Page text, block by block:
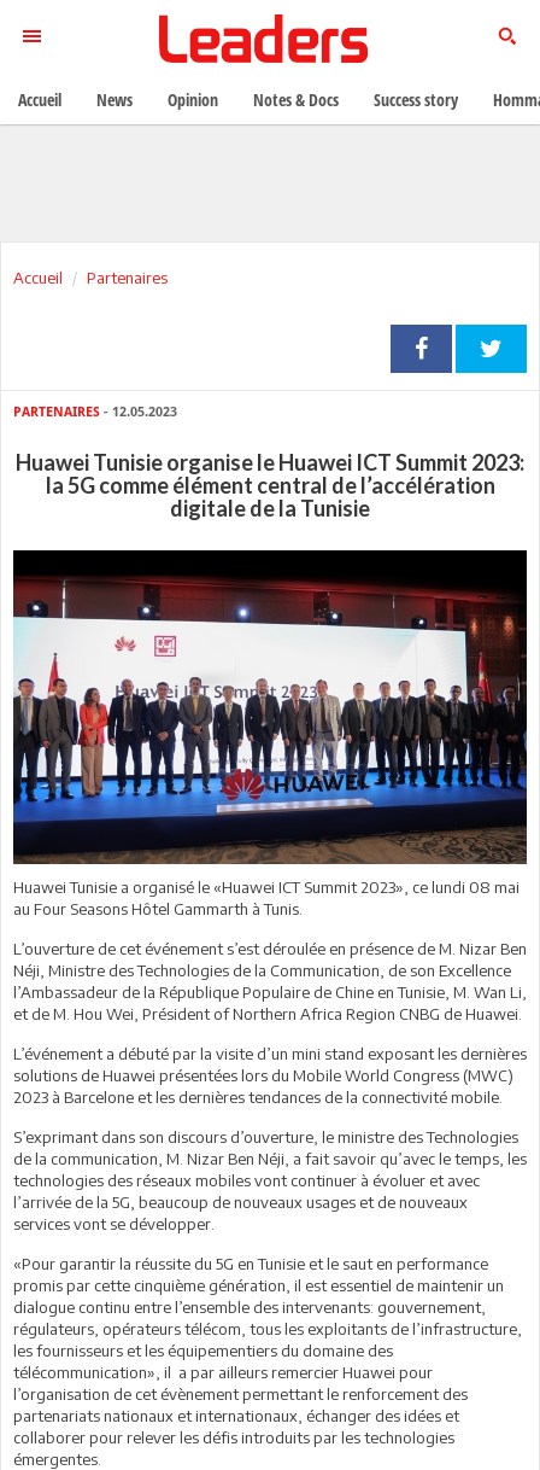
Accueil Partenaires
PARTENAIRES - 12.05.2023
Huawei Tunisie organise le Huawei ICT Summit 2023:
la 5G comme élément central de l’accélération
digitale de la Tunisie
Huawei Tunisie a organisé le «Huawei ICT Summit 2023», ce lundi 08 mai
au Four Seasons Hôtel Gammarth à Tunis.
L’ouverture de cet événement s’est déroulée en présence de M. Nizar Ben
Néji, Ministre des Technologies de la Communication, de son Excellence
l’Ambassadeur de la République Populaire de Chine en Tunisie, M. Wan Li,
et de M. Hou Wei, Président of Northern Africa Region CNBG de Huawei.
L’événement a débuté par la visite d’un mini stand exposant les dernières
solutions de Huawei présentées lors du Mobile World Congress (MWC)
2023 à Barcelone et les dernières tendances de la connectivité mobile.
S’exprimant dans son discours d’ouverture, le ministre des Technologies
de la communication, M. Nizar Ben Néji, a fait savoir qu’avec le temps, les
technologies des réseaux mobiles vont continuer à évoluer et avec
l’arrivée de la 5G, beaucoup de nouveaux usages et de nouveaux
services vont se développer.
«Pour garantir la réussite du 5G en Tunisie et le saut en performance
promis par cette cinquième génération, il est essentiel de maintenir un
dialogue continu entre l’ensemble des intervenants: gouvernement,
régulateurs, opérateurs télécom, tous les exploitants de l’infrastructure,
les fournisseurs et les équipementiers du domaine des
télécommunication», il a par ailleurs remercier Huawei pour
l’organisation de cet évènement permettant le renforcement des
partenariats nationaux et internationaux, échanger des idées et
collaborer pour relever les défis introduits par les technologies
émergentes.
Accueil News Opinion Notes & Docs Success story